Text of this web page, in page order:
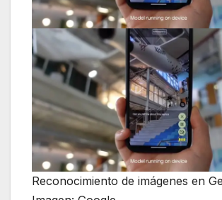
Reconocimiento de imágenes en